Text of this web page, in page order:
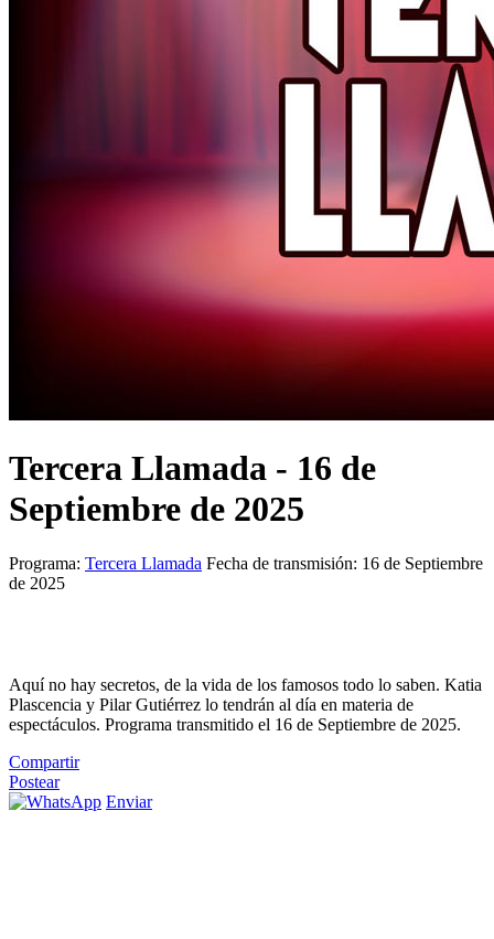
Tercera Llamada - 16 de
Septiembre de 2025
Programa: Tercera Llamada Fecha de transmisión: 16 de Septiembre
de 2025
Aquí no hay secretos, de la vida de los famosos todo lo saben. Katia
Plascencia y Pilar Gutiérrez lo tendrán al día en materia de
espectáculos. Programa transmitido el 16 de Septiembre de 2025.
Compartir
Postear
Enviar